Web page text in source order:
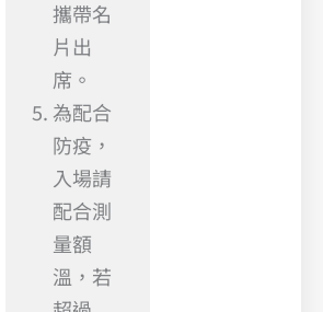
攜帶名
片出
席。
為配合
防疫，
入場請
配合測
量額
溫，若